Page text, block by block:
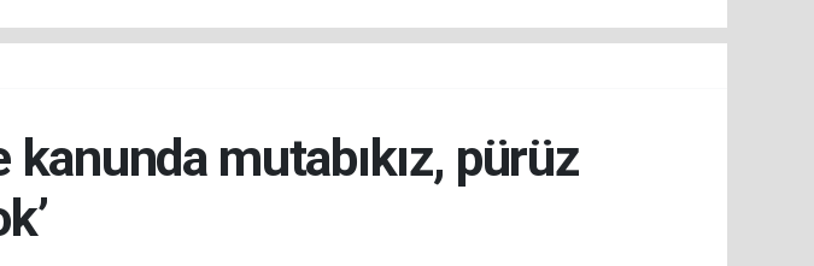
kanunda mutabıkız, pürüz